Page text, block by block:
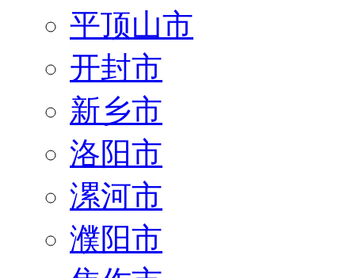
平顶山市
开封市
新乡市
洛阳市
漯河市
濮阳市